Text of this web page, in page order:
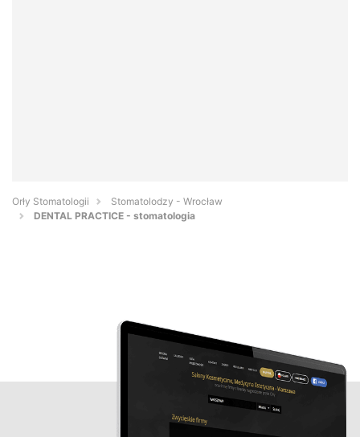
Orły Stomatologii
Stomatolodzy - Wrocław
DENTAL PRACTICE - stomatologia